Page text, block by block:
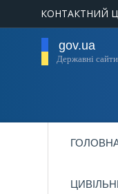
КОНТАКТНИЙ
gov.ua
Державні